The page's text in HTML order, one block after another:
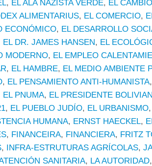
, EL ALA NAZISTA VERDE, EL
ALIMENTARIUS, EL COMERCIO,
ECONÓMICO, EL DESARROLLO
EL DR. JAMES HANSEN, EL
MODERNO, EL EMPLEO
, EL HAMBRE, EL MEDIO AMBIENTE
, EL PENSAMIENTO ANTI-HUMANISTA
EL PNUMA, EL PRESIDENTE
, EL PUEBLO JUDÍO, EL URBANISMO
HUMANA, ERNST HAECKEL,
, FINANCEIRA, FINANCIERA, FRITZ
, INFRA-ESTRUTURAS AGRÍCOLAS,
SANITARIA, LA AUTORIDAD